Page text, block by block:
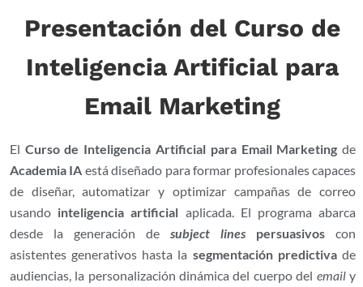
Presentación del Curso de
Inteligencia Artificial para
Email Marketing
El Curso de Inteligencia Artificial para Email Marketing de
Academia IA está diseñado para formar profesionales capaces
de diseñar, automatizar y optimizar campañas de correo
usando inteligencia artificial aplicada. El programa abarca
desde la generación de subject lines persuasivos con
asistentes generativos hasta la segmentación predictivade
audiencias, la personalización dinámica del cuerpo del emaily